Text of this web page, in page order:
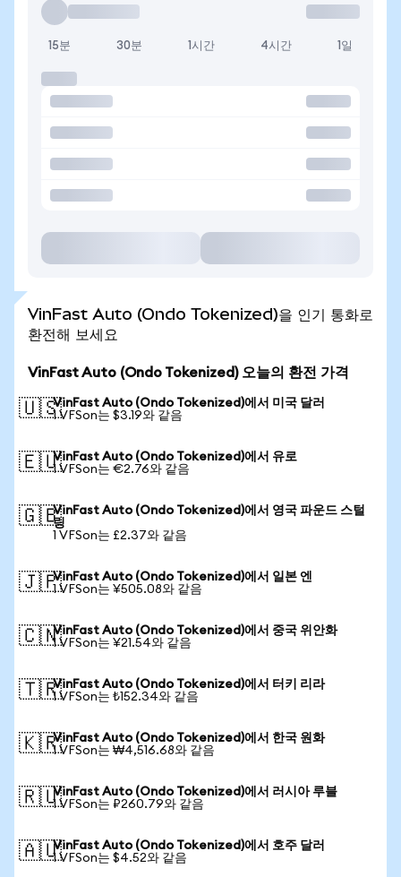
15분 30분 1시간 4시간 1일
VinFast Auto (Ondo Tokenized)을 인기 통화로
환전해 보세요
VinFast Auto (Ondo Tokenized) 오늘의 환전 가격
🇺🇸VinFast Auto (Ondo Tokenized)에서 미국 달러
1 VFSon는 $3.19와 같음
🇪🇺VinFast Auto (Ondo Tokenized)에서 유로
1 VFSon는 €2.76와 같음
🇬🇧VinFast Auto (Ondo Tokenized)에서 영국 파운드 스털
링
1 VFSon는 £2.37와 같음
🇯🇵VinFast Auto (Ondo Tokenized)에서 일본 엔
1 VFSon는 ¥505.08와 같음
🇨🇳VinFast Auto (Ondo Tokenized)에서 중국 위안화
1 VFSon는 ¥21.54와 같음
🇹🇷VinFast Auto (Ondo Tokenized)에서 터키 리라
1 VFSon는 ₺152.34와 같음
🇰🇷VinFast Auto (Ondo Tokenized)에서 한국 원화
1 VFSon는 ₩4,516.68와 같음
🇷🇺VinFast Auto (Ondo Tokenized)에서 러시아 루블
1 VFSon는 ₽260.79와 같음
🇦🇺VinFast Auto (Ondo Tokenized)에서 호주 달러
1 VFSon는 $4.52와 같음